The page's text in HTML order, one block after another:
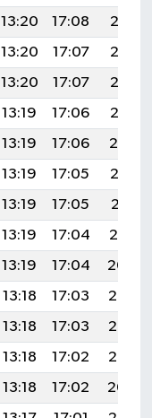
13:20 17:08
20:18
13:20 17:07
20:17
13:20 17:07
20:16
13:19 17:06
20:15
13:19 17:06
20:14
13:19 17:05
20:13
13:19 17:05
20:11
13:19 17:04
20:10
13:19 17:04
20:09
13:18 17:03
20:08
13:18 17:03
20:06
13:18 17:02
20:05
13:18 17:02
20:04